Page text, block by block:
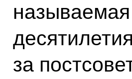
за